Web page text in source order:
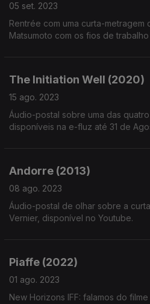
05 set. 2023
Rentrée com uma curta-metragem
Matsumoto com os fios de trabalho
The Initiation Well (2020)
15 ago. 2023
Áudio-postal sobre uma das
disponíveis na e-fluz até 31 de
Andorre (2013)
08 ago. 2023
Áudio-postal de olhar sobre a
Vernier, disponível no Youtube.
Piaffe (2022)
01 ago. 2023
New Horizons IFF: falamos do